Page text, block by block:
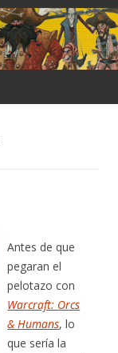
Antes de que
pegaran el
pelotazo con
Warcraft: Orcs
& Humans, lo
que sería la